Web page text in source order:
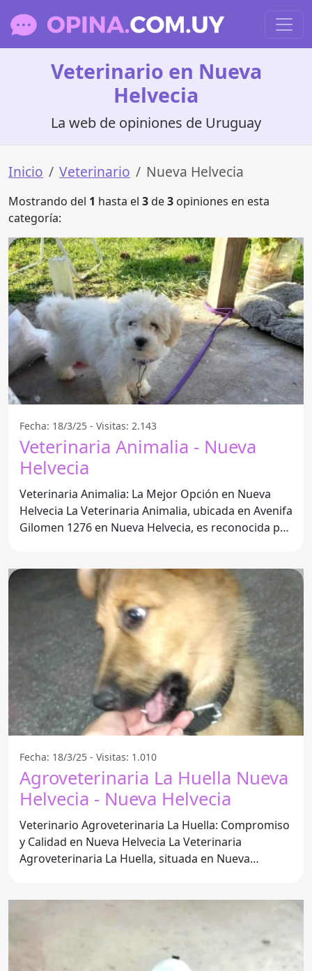
Veterinario en Nueva
Helvecia
La web de opiniones de Uruguay
Inicio Veterinario Nueva Helvecia
Mostrando del 1 hasta el 3de3 opiniones en esta
categoría:
Fecha: 18/3/25 - Visitas: 2.143
Veterinaria Animalia - Nueva
Helvecia
Veterinaria Animalia: La Mejor Opción en Nueva
Helvecia La Veterinaria Animalia, ubicada en Avenifa
Gilomen 1276 en Nueva Helvecia, es reconocida por
Fecha: 18/3/25 - Visitas: 1.010
Agroveterinaria La Huella Nueva
Helvecia - Nueva Helvecia
Veterinario Agroveterinaria La Huella: Compromiso
y Calidad en Nueva Helvecia La Veterinaria
Agroveterinaria La Huella, situada en Nueva